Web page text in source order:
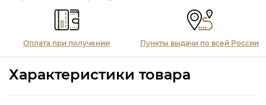
Оплата при получении Пункты выдачи по всей России
Характеристики товара